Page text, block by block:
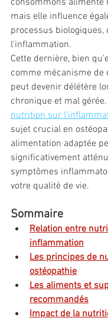
consommons alimente
mais elle influence
processus biologiques,
l'inflammation.
Cette dernière, bien
comme mécanisme de
peut devenir délétère
chronique et mal
nutrition sur
sujet crucial en
alimentation adaptée
significativement
symptômes
votre qualité de vie.
Sommaire
Relation entre
inflammation
Les principes de
ostéopathie
Les aliments et
recommandés
Impact de la